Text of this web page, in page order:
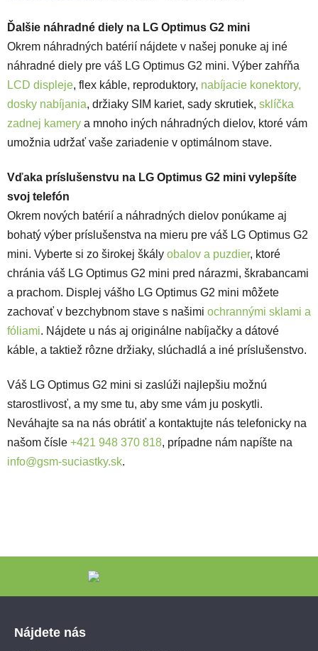
Ďalšie náhradné diely na LG Optimus G2 mini
Okrem náhradných batérií nájdete v našej ponuke aj iné
náhradné diely pre váš LG Optimus G2 mini. Výber zahŕňa
LCD displeje, flex káble, reproduktory, nabíjacie konektory,
dosky nabíjania, držiaky SIM kariet, sady skrutiek, sklíčka
zadnej kamery a mnoho iných náhradných dielov, ktoré vám
umožnia udržať vaše zariadenie v optimálnom stave.
Vďaka príslušenstvu na LG Optimus G2 mini vylepšíte
svoj telefón
Okrem nových batérií a náhradných dielov ponúkame aj
bohatý výber príslušenstva na mieru pre váš LG Optimus G2
mini. Vyberte si zo širokej škály obalov a puzdier, ktoré
chránia váš LG Optimus G2 mini pred nárazmi, škrabancami
a prachom. Displej vášho LG Optimus G2 mini môžete
zachovať v bezchybnom stave s našimi ochrannými sklami a
fóliami. Nájdete u nás aj originálne nabíjačky a dátové
káble, a taktiež rôzne držiaky, slúchadlá a iné príslušenstvo.
Váš LG Optimus G2 mini si zaslúži najlepšiu možnú
starostlivosť, a my sme tu, aby sme vám ju poskytli.
Neváhajte sa na nás obrátiť a kontaktujte nás telefonicky na
našom čísle +421 948 370 818, prípadne nám napíšte na
info@gsm-suciastky.sk.
Nájdete nás